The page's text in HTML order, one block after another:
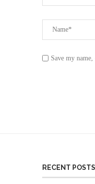
Save my
RECENT POSTS